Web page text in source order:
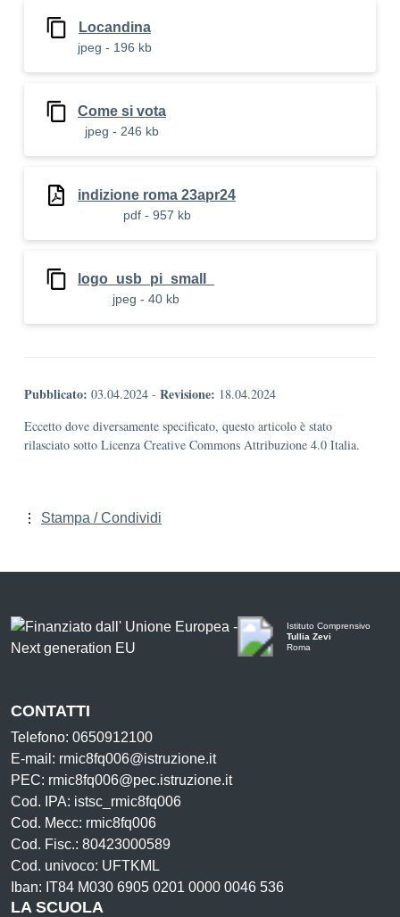
Locandina
jpeg - 196 kb
Come si vota
jpeg - 246 kb
indizione roma 23apr24
pdf - 957 kb
logo_usb_pi_small_
jpeg - 40 kb
Pubblicato: 03.04.2024 - Revisione: 18.04.2024
Eccetto dove diversamente specificato, questo articolo è stato
rilasciato sotto Licenza Creative Commons Attribuzione 4.0 Italia.
Stampa / Condividi
Istituto Comprensivo
Tullia Zevi
Roma
CONTATTI
Telefono: 0650912100
E-mail: rmic8fq006@istruzione.it
PEC: rmic8fq006@pec.istruzione.it
Cod. IPA: istsc_rmic8fq006
Cod. Mecc: rmic8fq006
Cod. Fisc.: 80423000589
Cod. univoco: UFTKML
Iban: IT84 M030 6905 0201 0000 0046 536
LA SCUOLA